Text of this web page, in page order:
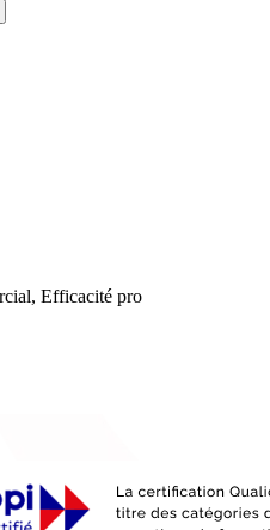
Efficacité pro